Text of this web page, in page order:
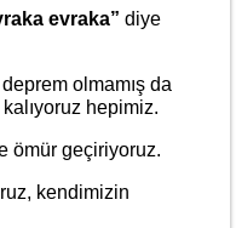
evraka” diye
olmamış da
hepimiz.
geçiriyoruz.
kendimizin